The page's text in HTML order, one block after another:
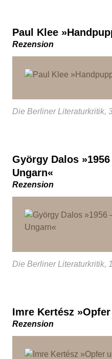
Paul Klee
Rezension
Die Berliner Literaturkritik,
György Dalos
Ungarn«
Rezension
Die Berliner Literaturkritik,
Imre Kertész
Rezension